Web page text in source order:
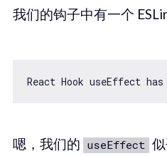
我们的钩子中有一个
嗯，我们的 useEffect